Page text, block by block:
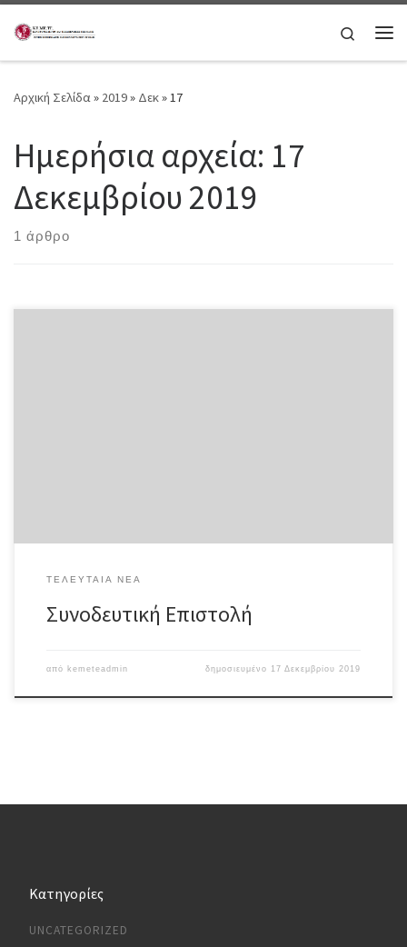
Μετάβαση στο περιεχόμενο
Search
Αρχική Σελίδα» 2019» Δεκ»17
Ημερήσια αρχεία: 17
Δεκεμβρίου 2019
1 άρθρο
ΤΕΛΕΥΤΑΊΑ ΝΈΑ
Συνοδευτική Επιστολή
από kemeteadmin δημοσιευμένο 17 Δεκεμβρίου 2019
Kατηγορίες
UNCATEGORIZED